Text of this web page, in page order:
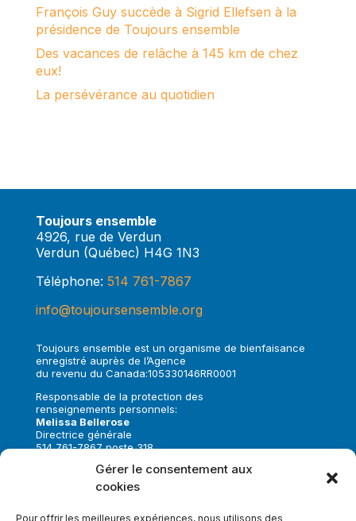
Gérer le consentement aux
cookies
Pour offrir les meilleures expériences, nous utilisons des
François Guy succède à Sigrid Ellefsen à la
présidence de Toujours ensemble
Des vacances de relâche à 145 km de chez
eux!
La persévérance au quotidien
Toujours ensemble
4926, rue de Verdun
Verdun (Québec) H4G 1N3
Téléphone: 514 761-7867
info@toujoursensemble.org
Toujours ensemble est un organisme de bienfaisance
enregistré auprès de l’Agence
du revenu du Canada:105330146RR0001
Responsable de la protection des
renseignements personnels:
Melissa Bellerose
Directrice générale
514 761-7867 poste 318